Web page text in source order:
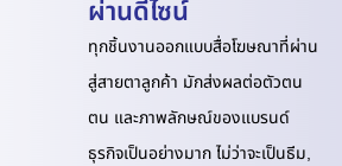
ผ่านดีไซน์
ทุกชิ้นงานออกแบบสื่อโฆษณาที่ผ่าน
สู่สายตาลูกค้า มักส่งผลต่อตัวตน
ตน และภาพลักษณ์ของแบรนด์
ธุรกิจเป็นอย่างมาก ไม่ว่าจะเป็นธีม,